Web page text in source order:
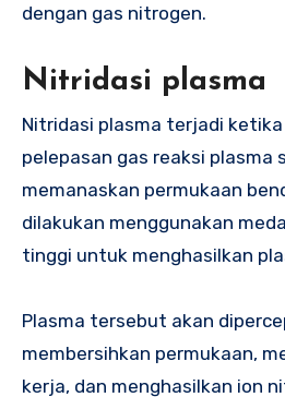
dengan gas nitrogen.
Nitridasi plasma
Nitridasi plasma terjadi
pelepasan gas reaksi plasma
memanaskan permukaan
dilakukan menggunakan
tinggi untuk menghasilkan
Plasma tersebut akan
membersihkan permukaan,
kerja, dan menghasilkan ion